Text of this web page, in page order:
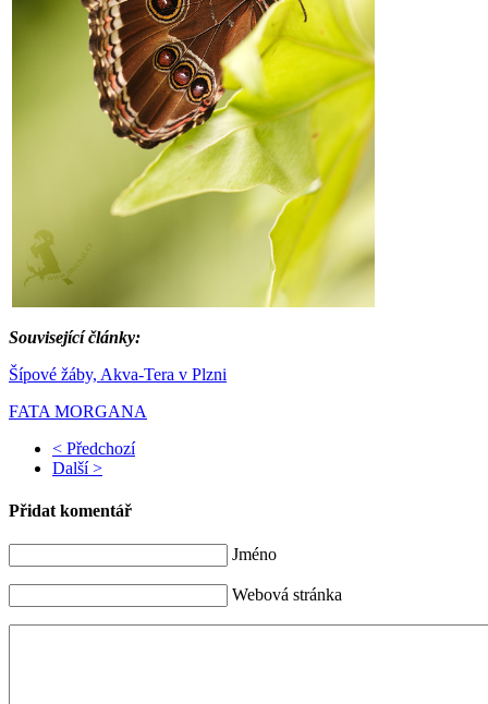
Související články:
Šípové žáby, Akva-Tera v Plzni
FATA MORGANA
< Předchozí
Další >
Přidat komentář
Jméno
Webová stránka